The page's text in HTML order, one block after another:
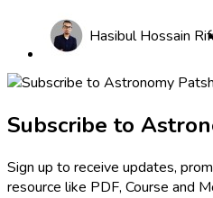
Hasibul Hossain
Subscribe to
Sign up to receive updates,
resource like PDF, Course and